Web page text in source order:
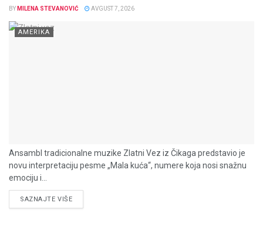
BY MILENA STEVANOVIĆ AVGUST 7, 2026
AMERIKA
Ansambl tradicionalne muzike Zlatni Vez iz Čikaga predstavio je
novu interpretaciju pesme „Mala kuća“, numere koja nosi snažnu
emociju i...
SAZNAJTE VIŠEDETAILS